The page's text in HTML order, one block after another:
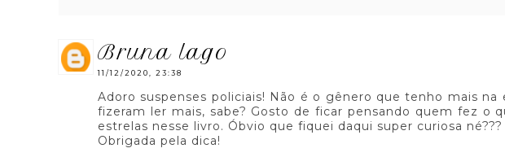
bruna lago
11/12/2020, 23:38
Adoro suspenses policiais! Não é o gênero que tenho mais
fizeram ler mais, sabe? Gosto de ficar pensando quem fez o
estrelas nesse livro. Óbvio que fiquei daqui super curiosa né???
Obrigada pela dica!